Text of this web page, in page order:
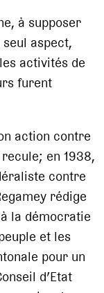
à supposer
aspect,
activités de
furent
action contre
en 1938,
contre
rédige
la démocratie
et les
pour un
d’Etat